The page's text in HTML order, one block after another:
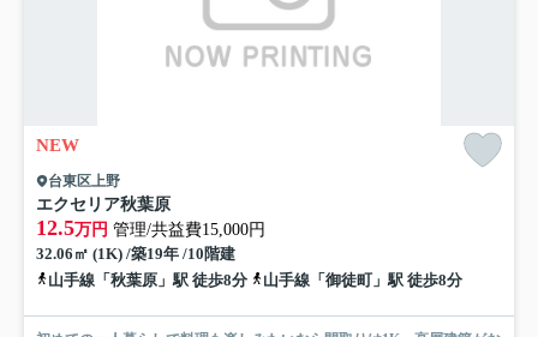
NEW
台東区上野
エクセリア秋葉原
12.5万円 管理/共益費15,000円
32.06㎡ (1K) /築19年 /10階建
山手線「秋葉原」駅 徒歩8分
山手線「御徒町」駅 徒歩8分